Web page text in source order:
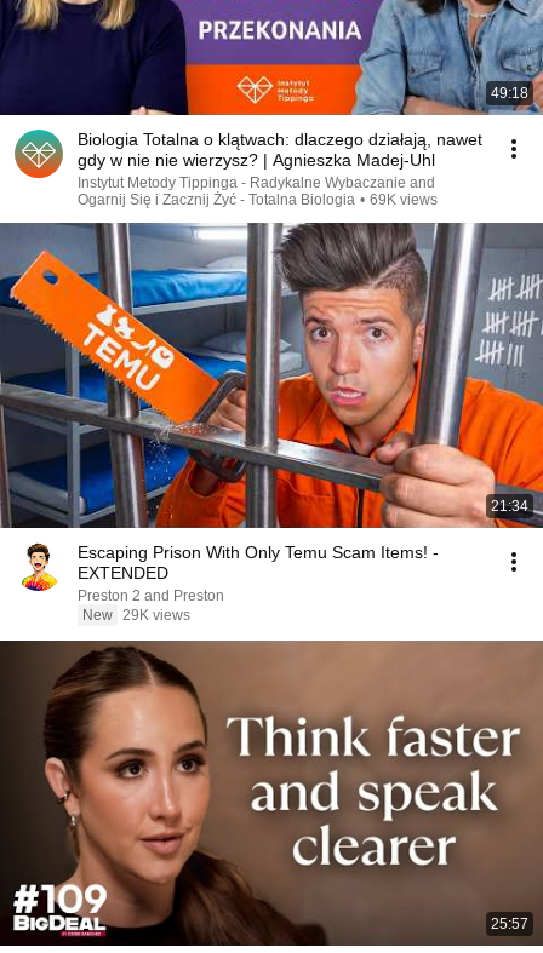
49:18
Biologia Totalna o klątwach: dlaczego działają, nawet
gdy w nie nie wierzysz? | Agnieszka Madej-Uhl
Instytut Metody Tippinga - Radykalne Wybaczanie and
Ogarnij Się i Zacznij Żyć - Totalna Biologia • 69K views
21:34
Escaping Prison With Only Temu Scam Items! -
EXTENDED
Preston 2 and Preston
New 29K views
25:57